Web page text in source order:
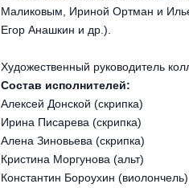
Маликовым, Ириной Ортман и
Егор Анашкин и др.).
Художественный руководитель
Состав исполнителей:
Алексей Донской (скрипка)
Ирина Писарева (скрипка)
Алена Зиновьева (скрипка)
Кристина Моргунова (альт)
Константин Бороухин (виолончель)